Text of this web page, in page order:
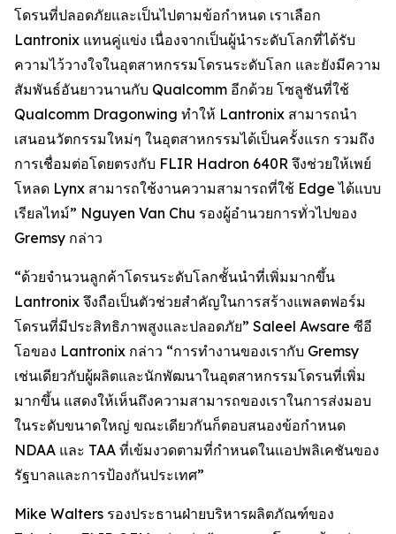
โดรนที่ปลอดภัยและเป็นไปตามข้อกำหนด เราเลือก
Lantronix แทนคู่แข่ง เนื่องจากเป็นผู้นำระดับโลกที่ได้รับ
ความไว้วางใจในอุตสาหกรรมโดรนระดับโลก และยังมีความ
สัมพันธ์อันยาวนานกับ Qualcomm อีกด้วย โซลูชันที่ใช้
Qualcomm Dragonwing ทำให้ Lantronix สามารถนำ
เสนอนวัตกรรมใหม่ๆ ในอุตสาหกรรมได้เป็นครั้งแรก รวมถึง
การเชื่อมต่อโดยตรงกับ FLIR Hadron 640R จึงช่วยให้เพย์
โหลด Lynx สามารถใช้งานความสามารถที่ใช้ Edge ได้แบบ
เรียลไทม์” Nguyen Van Chu รองผู้อำนวยการทั่วไปของ
Gremsy กล่าว
“ด้วยจำนวนลูกค้าโดรนระดับโลกชั้นนำที่เพิ่มมากขึ้น
Lantronix จึงถือเป็นตัวช่วยสำคัญในการสร้างแพลตฟอร์ม
โดรนที่มีประสิทธิภาพสูงและปลอดภัย” Saleel Awsare ซีอี
โอของ Lantronix กล่าว “การทำงานของเรากับ Gremsy
เช่นเดียวกับผู้ผลิตและนักพัฒนาในอุตสาหกรรมโดรนที่เพิ่ม
มากขึ้น แสดงให้เห็นถึงความสามารถของเราในการส่งมอบ
ในระดับขนาดใหญ่ ขณะเดียวกันก็ตอบสนองข้อกำหนด
NDAA และ TAA ที่เข้มงวดตามที่กำหนดในแอปพลิเคชันของ
รัฐบาลและการป้องกันประเทศ”
Mike Walters รองประธานฝ่ายบริหารผลิตภัณฑ์ของ